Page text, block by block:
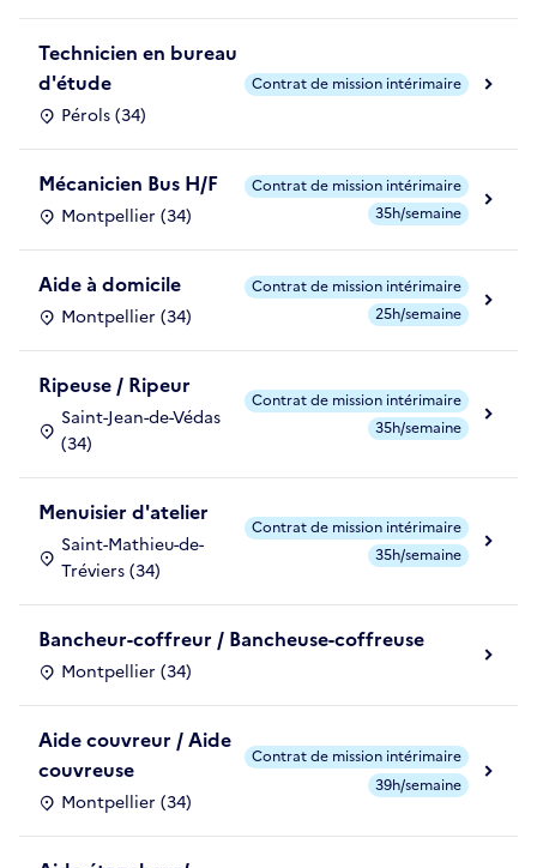
Technicien en bureau
d'étude
Pérols (34)
Contrat de mission intérimaire
Mécanicien Bus H/F
Montpellier (34)
Contrat de mission intérimaire
35h/semaine
Aide à domicile
Montpellier (34)
Contrat de mission intérimaire
25h/semaine
Ripeuse / Ripeur
Saint-Jean-de-Védas
(34)
Contrat de mission intérimaire
35h/semaine
Menuisier d'atelier
Saint-Mathieu-de-
Tréviers (34)
Contrat de mission intérimaire
35h/semaine
Bancheur-coffreur / Bancheuse-coffreuse
Montpellier (34)
Aide couvreur / Aide
couvreuse
Montpellier (34)
Contrat de mission intérimaire
39h/semaine